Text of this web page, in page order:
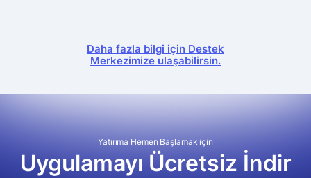
Daha fazla bilgi için Destek
Merkezimize ulaşabilirsin.
Yatırıma Hemen Başlamak için
Uygulamayı Ücretsiz İndir